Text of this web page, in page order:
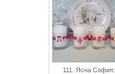
111. Ясна София: